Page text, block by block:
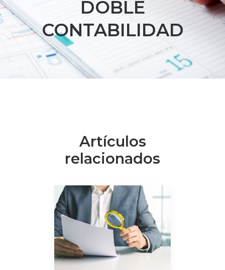
DOBLE
CONTABILIDAD
Artículos
relacionados